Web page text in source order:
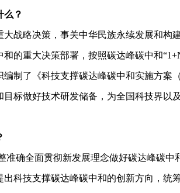
么？
略决策，事关中华民族永续发展和构
重大决策部署，按照碳达峰碳中和
制了《科技支撑碳达峰碳中和实施方
标做好技术研发储备，为全国科技界
全面贯彻新发展理念做好碳达峰碳中
科技支撑碳达峰碳中和的创新方向，